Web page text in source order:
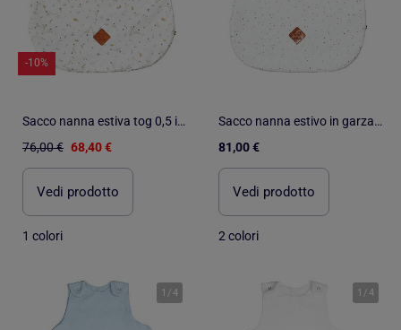
-10%
Sacco nanna estiva tog 0,5 in cotone, sidonia | SEVIRA KIDS
76,00 € 68,40 €
Vedi prodotto
1 colori
Sacco nanna estivo in garza di cotone - tog 0.5 | SEVIRA KIDS
81,00 €
Vedi prodotto
2 colori
1 /4 1 /4